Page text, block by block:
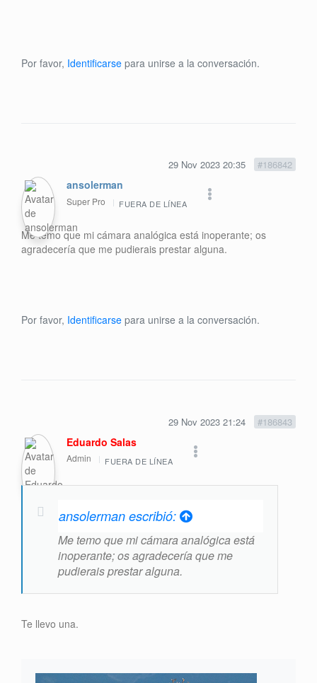
Por favor, Identificarse para unirse a la conversación.
29 Nov 2023 20:35 #186842
ansolerman
Super Pro FUERA DE LÍNEA
Me temo que mi cámara analógica está inoperante; os
agradecería que me pudierais prestar alguna.
Por favor, Identificarse para unirse a la conversación.
29 Nov 2023 21:24 #186843
Eduardo Salas
Admin FUERA DE LÍNEA
ansolerman escribió:
Me temo que mi cámara analógica está
inoperante; os agradecería que me
pudierais prestar alguna.
Te llevo una.